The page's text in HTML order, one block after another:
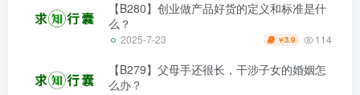
【B280】创业做产品好货的定义和标准是什
么？
2025-7-23 ￥3.9 114
【B279】父母手还很长，干涉子女的婚姻怎
么办？